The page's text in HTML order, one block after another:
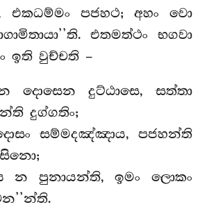
එකධම්මං පජහථ; අහං වො
එතමත්ථං භගවා
ඉති වුච්චති –
දොසෙන දුට්ඨාසෙ, සත්තා
දුග්ගතිං;
සම්මදඤ්ඤාය, පජහන්ති
න පුනායන්ති, ඉමං ලොකං